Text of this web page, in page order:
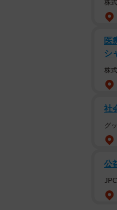
株
医
シ
株
社
グ
公